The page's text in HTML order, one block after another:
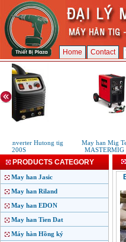
Home Contact
inverter Hutong tig
200S
May han Mig
MASTERMIG
PRODUCTS CATEGORY
May han Jasic
May han Riland
May han EDON
May han Tien Dat
Máy hàn Hồng ký